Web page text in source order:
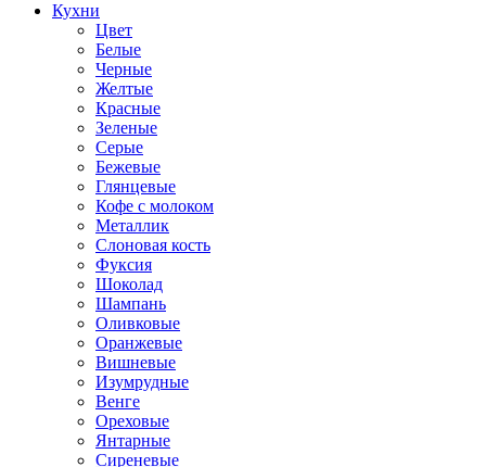
Кухни
Цвет
Белые
Черные
Желтые
Красные
Зеленые
Серые
Бежевые
Глянцевые
Кофе с молоком
Металлик
Слоновая кость
Фуксия
Шоколад
Шампань
Оливковые
Оранжевые
Вишневые
Изумрудные
Венге
Ореховые
Янтарные
Сиреневые